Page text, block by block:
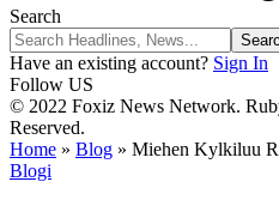
Search
Have an existing account? Sign In
Follow US
© 2022 Foxiz News Network.
Reserved.
Home » Blog » Miehen Kylkiluu
Blogi